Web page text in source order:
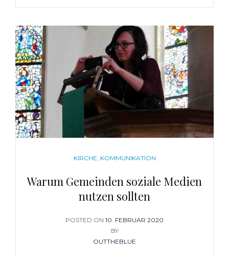
CATEGORIES
KIRCHE KOMMUNIKATION
Warum Gemeinden soziale Medien
nutzen sollten
POSTED ON POSTED
ON
10. FEBRUAR 2020
BY
OUTTHEBLUE